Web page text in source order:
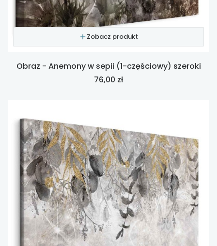
Zobacz produkt
Obraz - Anemony w sepii (1-częściowy) szeroki
Cena
76,00 zł